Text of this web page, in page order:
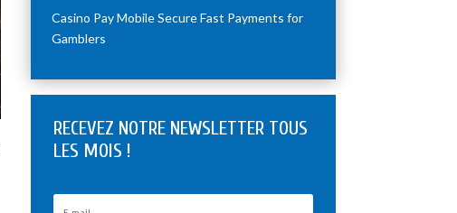
Casino Pay Mobile Secure Fast Payments for
Gamblers
RECEVEZ NOTRE NEWSLETTER TOUS
LES MOIS !